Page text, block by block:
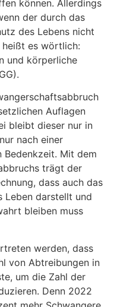
können. Allerdings
der durch das
des Lebens nicht
es wörtlich:
und körperliche
Auflagen
bleibt dieser nur in
nach einer
Bedenkzeit. Mit dem
trägt der
dass auch das
Leben darstellt und
bleiben muss
werden, dass
von Ab­treibungen in
um die Zahl der
Denn 2022